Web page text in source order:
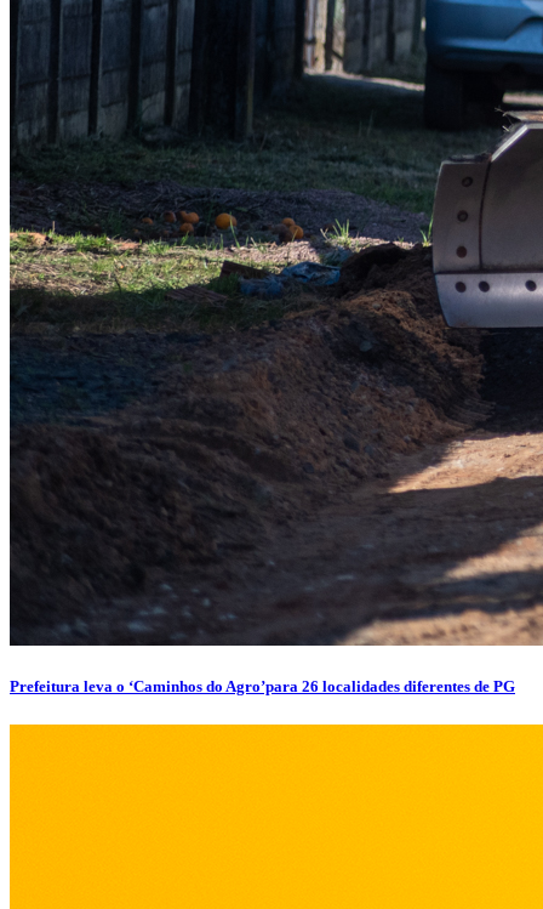
Prefeitura leva o ‘Caminhos do Agro’para 26 localidades diferentes de PG